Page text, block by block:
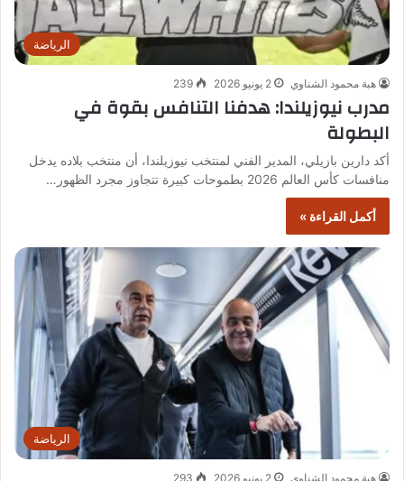
الرياضة
هبة محمود الشناوي 2 يونيو 2026 239
مدرب نيوزيلندا: هدفنا التنافس بقوة في
البطولة
أكد دارين بازيلي، المدير الفني لمنتخب نيوزيلندا، أن منتخب بلاده يدخل
منافسات كأس العالم 2026 بطموحات كبيرة تتجاوز مجرد الظهور…
أكمل القراءة »
الرياضة
هبة محمود الشناوي 2 يونيو 2026 293